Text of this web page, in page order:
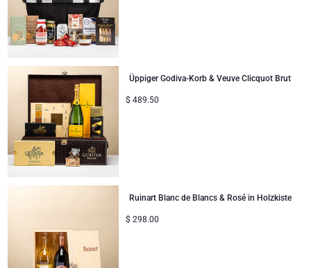
Gute Besserung
Neue Baby-Geschenke
Geschenke für Kinder
Weihnachtsgeschenke
Üppiger Godiva-Korb & Veuve Clicquot Brut
$ 489.50
Ruinart Blanc de Blancs & Rosé in Holzkiste
$ 298.00